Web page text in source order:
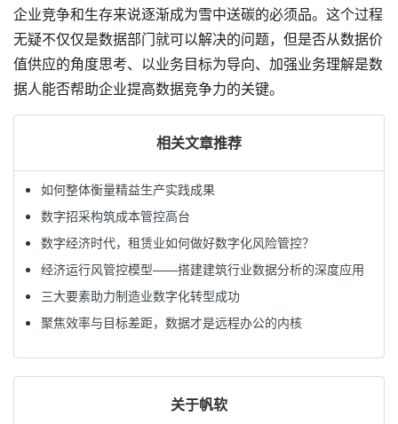
企业竞争和生存来说逐渐成为雪中送碳的必须品。这个过程
无疑不仅仅是数据部门就可以解决的问题，但是否从数据价
值供应的角度思考、以业务目标为导向、加强业务理解是数
据人能否帮助企业提高数据竞争力的关键。
相关文章推荐
如何整体衡量精益生产实践成果
数字招采构筑成本管控高台
数字经济时代，租赁业如何做好数字化风险管控？
经济运行风管控模型——搭建建筑行业数据分析的深度应用
三大要素助力制造业数字化转型成功
聚焦效率与目标差距，数据才是远程办公的内核
关于帆软